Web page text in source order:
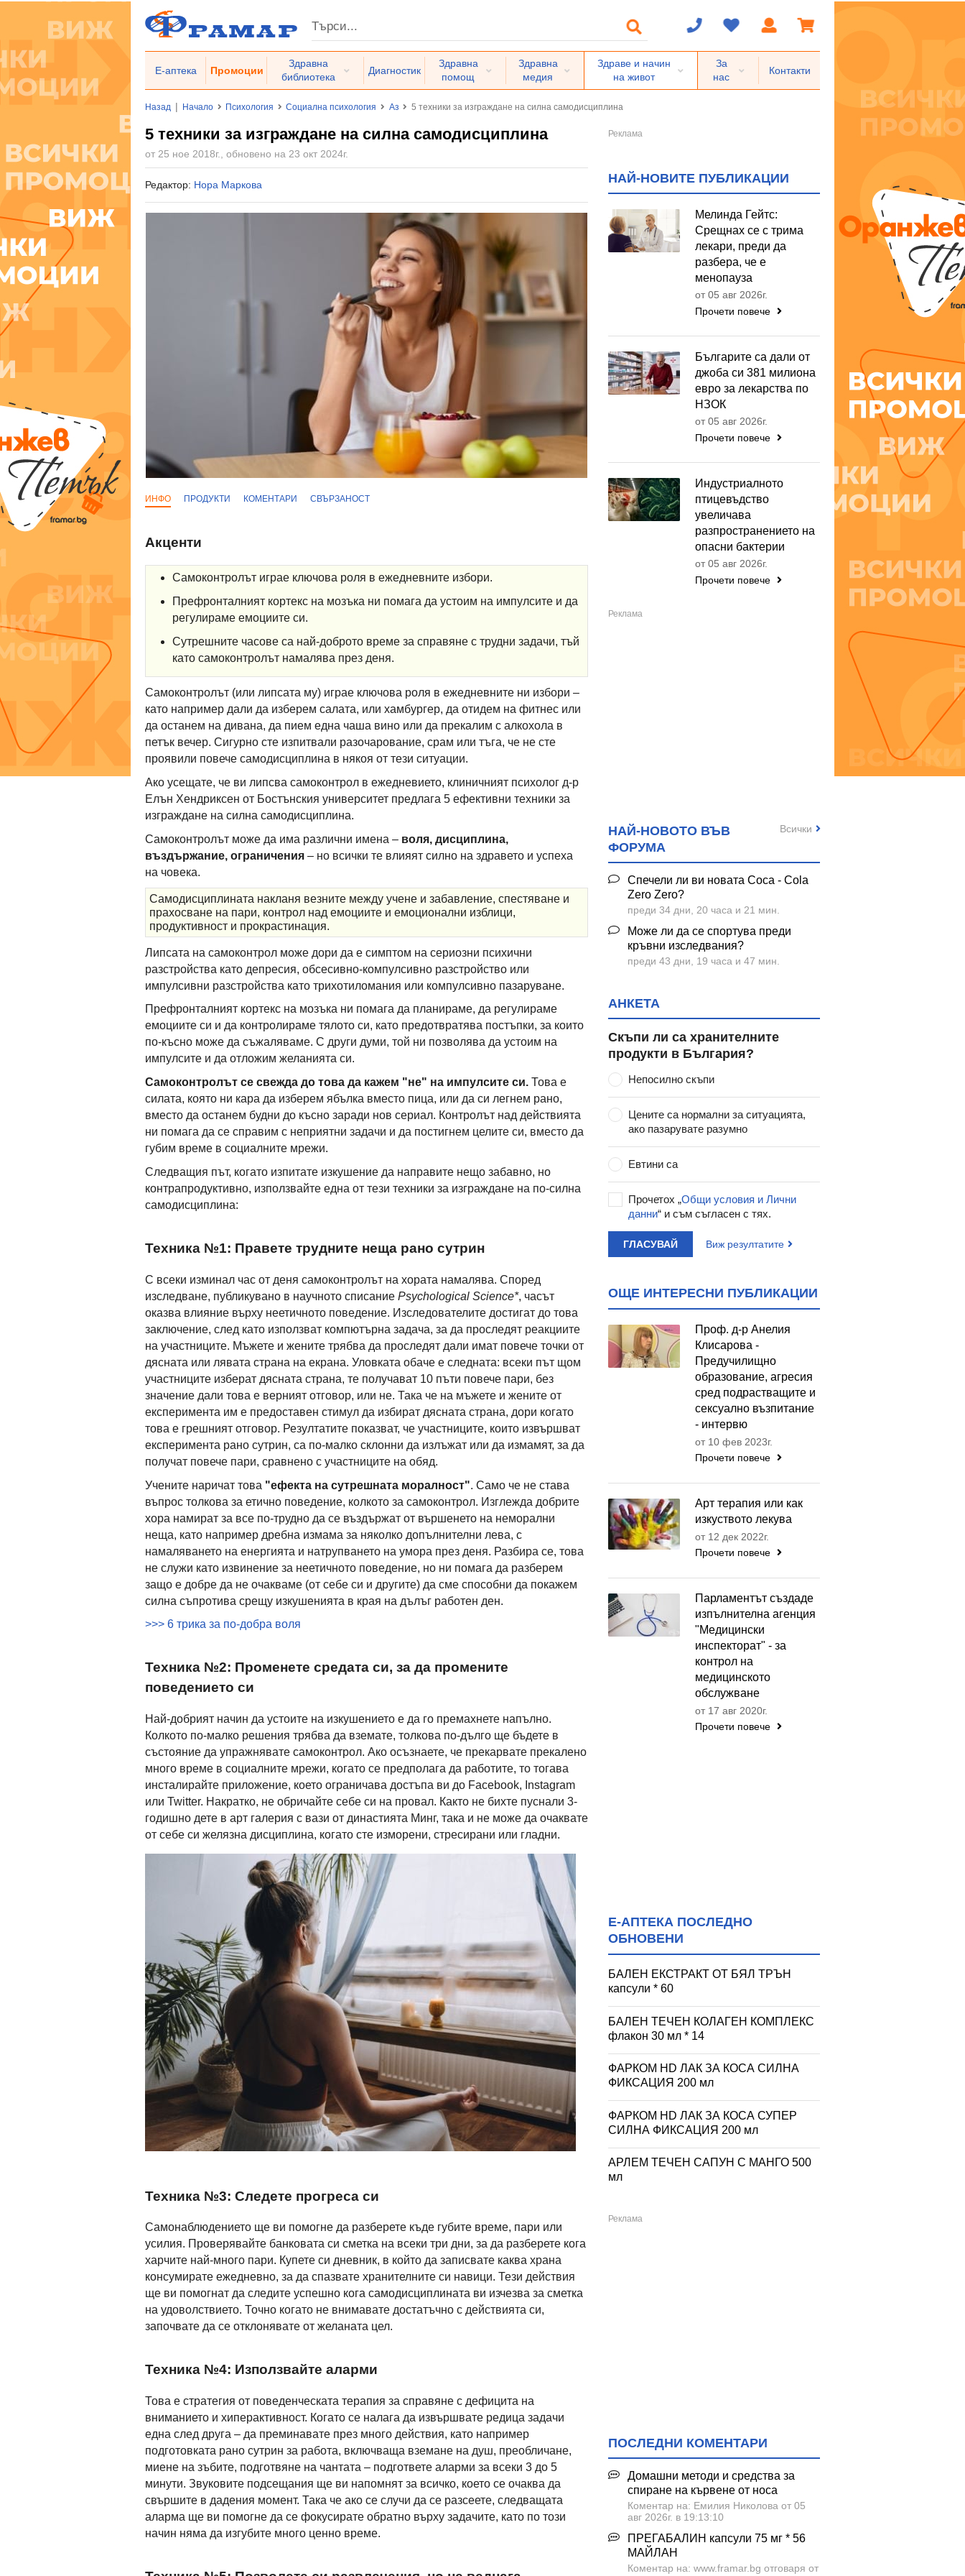
Е-аптека Промоции
Здравна
библиотека
Диагностик
Здравна
помощ
Здравна
медия
Здраве и начин
на живот
За
нас
Контакти
Назад | Начало Психология Социална психология Аз 5 техники за изграждане на силна самодисциплина
5 техники за изграждане на силна самодисциплина
от 25 ное 2018г., обновено на 23 окт 2024г.
Редактор: Нора Маркова
ИНФО ПРОДУКТИ КОМЕНТАРИ СВЪРЗАНОСТ
Акценти
Самоконтролът играе ключова роля в ежедневните избори.
Префронталният кортекс на мозъка ни помага да устоим на импулсите и да
регулираме емоциите си.
Сутрешните часове са най-доброто време за справяне с трудни задачи, тъй
като самоконтролът намалява през деня.
Самоконтролът (или липсата му) играе ключова роля в ежедневните ни избори –
като например дали да изберем салата, или хамбургер, да отидем на фитнес или
да останем на дивана, да пием една чаша вино или да прекалим с алкохола в
петък вечер. Сигурно сте изпитвали разочарование, срам или тъга, че не сте
проявили повече самодисциплина в някоя от тези ситуации.
Ако усещате, че ви липсва самоконтрол в ежедневието, клиничният психолог д-р
Елън Хендриксен от Бостънския университет предлага 5 ефективни техники за
изграждане на силна самодисциплина.
Самоконтролът може да има различни имена – воля, дисциплина,
въздържание, ограничения – но всички те влияят силно на здравето и успеха
на човека.
Самодисциплината накланя везните между учене и забавление, спестяване и
прахосване на пари, контрол над емоциите и емоционални изблици,
продуктивност и прокрастинация.
Липсата на самоконтрол може дори да е симптом на сериозни психични
разстройства като депресия, обсесивно-компулсивно разстройство или
импулсивни разстройства като трихотиломания или компулсивно пазаруване.
Префронталният кортекс на мозъка ни помага да планираме, да регулираме
емоциите си и да контролираме тялото си, като предотвратява постъпки, за които
по-късно може да съжаляваме. С други думи, той ни позволява да устоим на
импулсите и да отложим желанията си.
Самоконтролът се свежда до това да кажем "не" на импулсите си. Това е
силата, която ни кара да изберем ябълка вместо пица, или да си легнем рано,
вместо да останем будни до късно заради нов сериал. Контролът над действията
ни помага да се справим с неприятни задачи и да постигнем целите си, вместо да
губим време в социалните мрежи.
Следващия път, когато изпитате изкушение да направите нещо забавно, но
контрапродуктивно, използвайте една от тези техники за изграждане на по-силна
самодисциплина:
Техника №1: Правете трудните неща рано сутрин
С всеки изминал час от деня самоконтролът на хората намалява. Според
изследване, публикувано в научното списание Psychological Science*, часът
оказва влияние върху неетичното поведение. Изследователите достигат до това
заключение, след като използват компютърна задача, за да проследят реакциите
на участниците. Мъжете и жените трябва да проследят дали имат повече точки от
дясната или лявата страна на екрана. Уловката обаче е следната: всеки път щом
участниците изберат дясната страна, те получават 10 пъти повече пари, без
значение дали това е верният отговор, или не. Така че на мъжете и жените от
експеримента им е предоставен стимул да избират дясната страна, дори когато
това е грешният отговор. Резултатите показват, че участниците, които извършват
експеримента рано сутрин, са по-малко склонни да излъжат или да измамят, за да
получат повече пари, сравнено с участниците на обяд.
Учените наричат това "ефекта на сутрешната моралност". Само че не става
въпрос толкова за етично поведение, колкото за самоконтрол. Изглежда добрите
хора намират за все по-трудно да се въздържат от вършенето на неморални
неща, като например дребна измама за няколко допълнителни лева, с
намаляването на енергията и натрупването на умора през деня. Разбира се, това
не служи като извинение за неетичното поведение, но ни помага да разберем
защо е добре да не очакваме (от себе си и другите) да сме способни да покажем
силна съпротива срещу изкушенията в края на дълъг работен ден.
>>> 6 трика за по-добра воля
Техника №2: Променете средата си, за да промените
поведението си
Най-добрият начин да устоите на изкушението е да го премахнете напълно.
Колкото по-малко решения трябва да вземате, толкова по-дълго ще бъдете в
състояние да упражнявате самоконтрол. Ако осъзнаете, че прекарвате прекалено
много време в социалните мрежи, когато се предполага да работите, то тогава
инсталирайте приложение, което ограничава достъпа ви до Facebook, Instagram
или Twitter. Накратко, не обричайте себе си на провал. Както не бихте пуснали 3-
годишно дете в арт галерия с вази от династията Минг, така и не може да очаквате
от себе си желязна дисциплина, когато сте изморени, стресирани или гладни.
Техника №3: Следете прогреса си
Самонаблюдението ще ви помогне да разберете къде губите време, пари или
усилия. Проверявайте банковата си сметка на всеки три дни, за да разберете кога
харчите най-много пари. Купете си дневник, в който да записвате каква храна
консумирате ежедневно, за да спазвате хранителните си навици. Тези действия
ще ви помогнат да следите успешно кога самодисциплината ви изчезва за сметка
на удоволствието. Точно когато не внимавате достатъчно с действията си,
започвате да се отклонявате от желаната цел.
Техника №4: Използвайте аларми
Това е стратегия от поведенческата терапия за справяне с дефицита на
вниманието и хиперактивност. Когато се налага да извършвате редица задачи
една след друга – да преминавате през много действия, като например
подготовката рано сутрин за работа, включваща вземане на душ, преобличане,
миене на зъбите, подготвяне на чантата – подгответе аларми за всеки 3 до 5
минути. Звуковите подсещания ще ви напомнят за всичко, което се очаква да
свършите в дадения момент. Така че ако се случи да се разсеете, следващата
аларма ще ви помогне да се фокусирате обратно върху задачите, като по този
начин няма да изгубите много ценно време.
НАЙ-НОВИТЕ ПУБЛИКАЦИИ
Мелинда Гейтс:
Срещнах се с трима
лекари, преди да
разбера, че е
менопауза
от 05 авг 2026г.
Прочети повече
Българите са дали от
джоба си 381 милиона
евро за лекарства по
НЗОК
от 05 авг 2026г.
Прочети повече
Индустриалното
птицевъдство
увеличава
разпространението на
опасни бактерии
от 05 авг 2026г.
Прочети повече
НАЙ-НОВОТО ВЪВ
ФОРУМА
Спечели ли ви новата Coca - Cola
Zero Zero?
преди 34 дни, 20 часа и 21 мин.
Може ли да се спортува преди
кръвни изследвания?
преди 43 дни, 19 часа и 47 мин.
Всички
АНКЕТА
Скъпи ли са хранителните
продукти в България?
Непосилно скъпи
Цените са нормални за ситуацията,
ако пазарувате разумно
Евтини са
Прочетох „Общи условия и Лични
данни“ и съм съгласен с тях.
ГЛАСУВАЙ Виж резултатите
ОЩЕ ИНТЕРЕСНИ ПУБЛИКАЦИИ
Проф. д-р Анелия
Клисарова -
Предучилищно
образование, агресия
сред подрастващите и
сексуално възпитание
- интервю
от 10 фев 2023г.
Прочети повече
Арт терапия или как
изкуството лекува
от 12 дек 2022г.
Прочети повече
Парламентът създаде
изпълнителна агенция
"Медицински
инспекторат" - за
контрол на
медицинското
обслужване
от 17 авг 2020г.
Прочети повече
Е-АПТЕКА ПОСЛЕДНО
ОБНОВЕНИ
БАЛЕН ЕКСТРАКТ ОТ БЯЛ ТРЪН
капсули * 60
БАЛЕН ТЕЧЕН КОЛАГЕН КОМПЛЕКС
флакон 30 мл * 14
ФАРКОМ HD ЛАК ЗА КОСА СИЛНА
ФИКСАЦИЯ 200 мл
ФАРКОМ HD ЛАК ЗА КОСА СУПЕР
СИЛНА ФИКСАЦИЯ 200 мл
АРЛЕМ ТЕЧЕН САПУН С МАНГО 500
мл
ПОСЛЕДНИ КОМЕНТАРИ
Домашни методи и средства за
спиране на кървене от носа
Коментар на: Емилия Николова от 05
авг 2026г. в 19:13:10
ПРЕГАБАЛИН капсули 75 мг * 56
МАЙЛАН
Коментар на: www.framar.bg отговаря от